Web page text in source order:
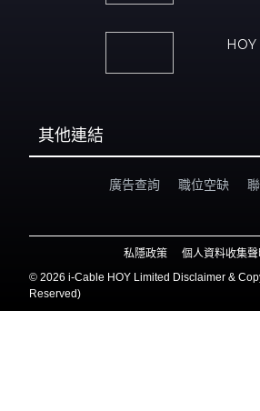
HOY
其他連結
廣告查詢 職位空缺
私隱政策
個人資料收集聲
© 2026 i-Cable HOY Limited Disclaimer &
Reserved)